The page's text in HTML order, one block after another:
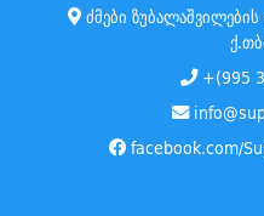
ძმები
+(995
facebook.com/